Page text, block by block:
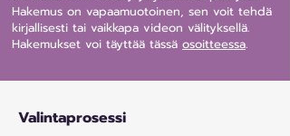
Hakemus on vapaamuotoinen, sen voit tehdä
kirjallisesti tai vaikkapa videon välityksellä.
Hakemukset voi täyttää tässä osoitteessa.
Valintaprosessi